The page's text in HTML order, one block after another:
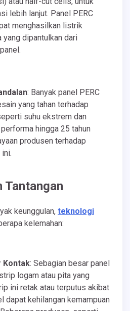
lebih lanjut. Panel PERC
menghasilkan listrik
yang dipantulkan dari
: Banyak panel PERC
yang tahan terhadap
suhu ekstrem dan
hingga 25 tahun
produsen terhadap
ini.
Tantangan
keunggulan, teknologi
kelemahan:
Kontak: Sebagian besar panel
logam atau pita yang
ini retak atau terputus akibat
dapat kehilangan kemampuan